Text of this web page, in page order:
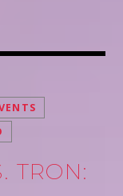
TRON: